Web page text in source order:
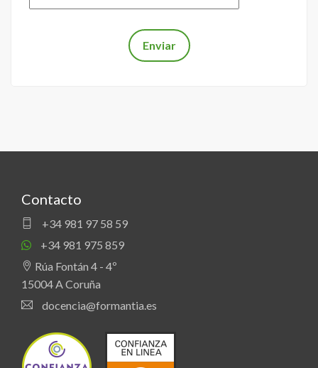
Contacto
+34 981 97 58 59
+34 981 975 859
Rúa Fontán 4 - 4º
15004 A Coruña
docencia@formantia.es